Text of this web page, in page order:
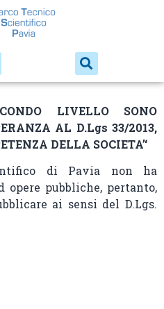
LIVELLO SONO
AL D.Lgs 33/2013,
DELLA SOCIETA’‘
di Pavia non ha
opere pubbliche, pertanto,
ai sensi del D.Lgs.